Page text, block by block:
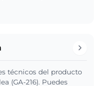
técnicos del producto
(GA-216). Puedes